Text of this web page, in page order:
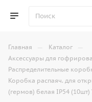
Главная — Каталог —
Аксессуары для
Распределительные
Коробка распаяч. для
(гермов) белая IP54 (10шт)